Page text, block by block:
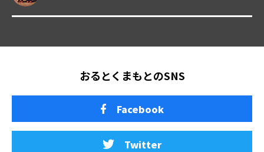
おるとくまもとのSNS
Facebook
Twitter